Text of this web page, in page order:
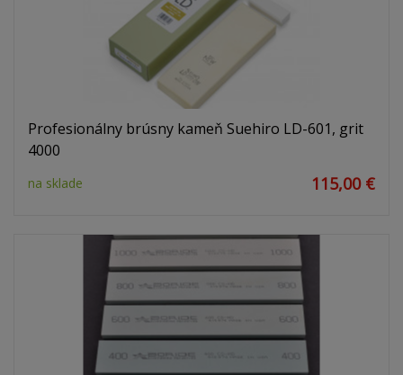
Profesionálny brúsny kameň Suehiro LD-601, grit
4000
na sklade 115,00 €